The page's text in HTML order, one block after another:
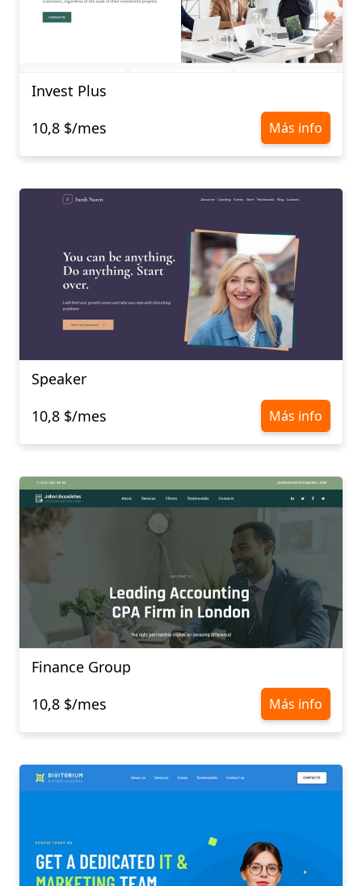
Invest Plus
10,8 $/mes
Más info
Speaker
10,8 $/mes
Más info
Finance Group
10,8 $/mes
Más info